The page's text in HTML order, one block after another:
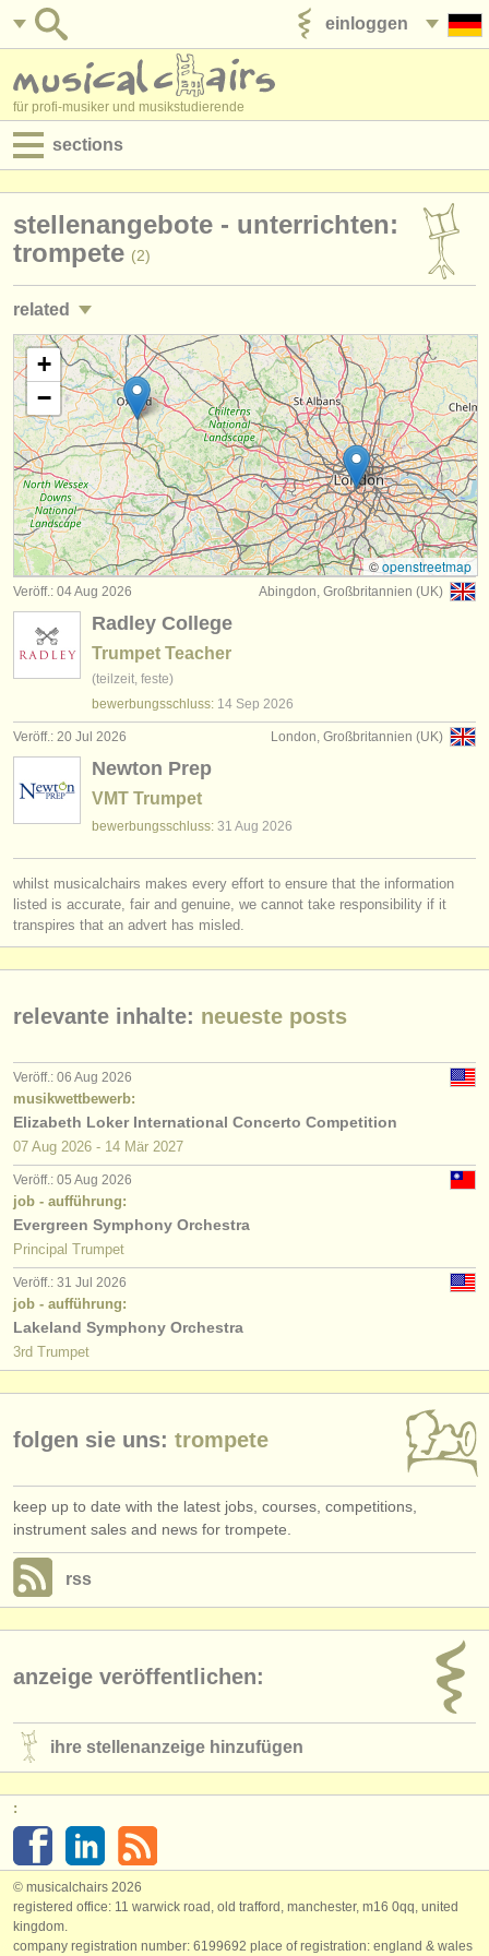
einloggen
für profi-musiker und musikstudierende
sections
jobs - aufführung
jobs - unterrichten
jobs - verwaltung
degree courses
kurse
musikwettbewerbe
instrumentenverkauf
gestohlene instrumente
verzeichnisse:
orchester
musikhochschulen
jugendorchester
musicalchairs:
über musicalchairs
kontakt
rss feeds
nachrichten in der klassischen musik
anzeige veröffentlichen
find out about our
ATS faq
einloggen
stellenangebote - unterrichten:
trompete (2)
related
jobs - aufführung: trompete (24)
kurse/ masterclass trompete (7)
kurse: zink (1)
kurse: cornet (1)
degree courses: trompete (10)
degree courses: zink
degree courses: natural trumpet
degree courses: cornet
wettbewerb trompet
kleinanzeigen trompete
trompete verloren
+
−
©openstreetmap
Abingdon, Großbritannien (UK)
Veröff.: 04 Aug 2026
Radley College
Trumpet Teacher
(teilzeit, feste)
bewerbungsschluss: 14 Sep 2026
London, Großbritannien (UK)
Veröff.: 20 Jul 2026
Newton Prep
VMT Trumpet
bewerbungsschluss: 31 Aug 2026
whilst musicalchairs makes every effort to ensure that the information
listed is accurate, fair and genuine, we cannot take responsibility if it
transpires that an advert has misled.
relevante inhalte: neueste posts
Veröff.: 06 Aug 2026
musikwettbewerb:
Elizabeth Loker International Concerto Competition
07 Aug 2026 - 14 Mär 2027
Veröff.: 05 Aug 2026
job - aufführung:
Evergreen Symphony Orchestra
Principal Trumpet
Veröff.: 31 Jul 2026
job - aufführung:
Lakeland Symphony Orchestra
3rd Trumpet
folgen sie uns: trompete
keep up to date with the latest jobs, courses, competitions,
instrument sales and news for trompete.
rss
anzeige veröffentlichen:
ihre stellenanzeige hinzufügen
:
© musicalchairs 2026
registered office: 11 warwick road, old trafford, manchester, m16 0qq, united
kingdom.
company registration number: ​6199692 place of registration: england & wales